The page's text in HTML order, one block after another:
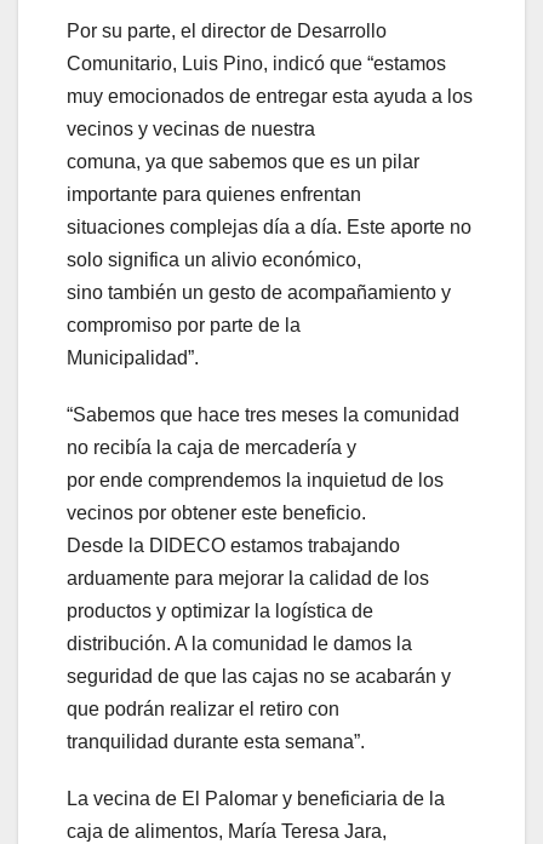
Por su parte, el director de Desarrollo
Comunitario, Luis Pino, indicó que “estamos
muy emocionados de entregar esta ayuda a los
vecinos y vecinas de nuestra
comuna, ya que sabemos que es un pilar
importante para quienes enfrentan
situaciones complejas día a día. Este aporte no
solo significa un alivio económico,
sino también un gesto de acompañamiento y
compromiso por parte de la
Municipalidad”.
“Sabemos que hace tres meses la comunidad
no recibía la caja de mercadería y
por ende comprendemos la inquietud de los
vecinos por obtener este beneficio.
Desde la DIDECO estamos trabajando
arduamente para mejorar la calidad de los
productos y optimizar la logística de
distribución. A la comunidad le damos la
seguridad de que las cajas no se acabarán y
que podrán realizar el retiro con
tranquilidad durante esta semana”.
La vecina de El Palomar y beneficiaria de la
caja de alimentos, María Teresa Jara,